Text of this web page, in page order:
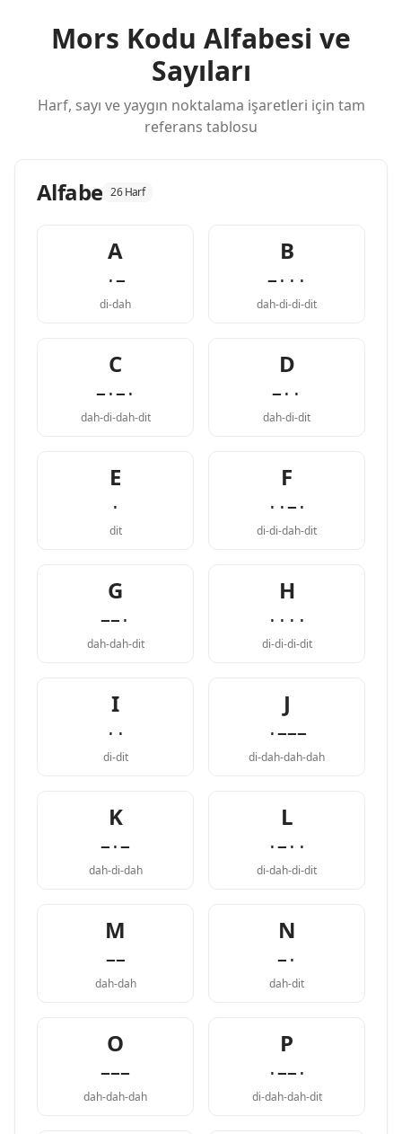
Mors Kodu Alfabesi ve
Sayıları
Harf, sayı ve yaygın noktalama işaretleri için tam
referans tablosu
Alfabe 26 Harf
A
·−
di-dah
B
−···
dah-di-di-dit
C
−·−·
dah-di-dah-dit
D
−··
dah-di-dit
E
·
dit
F
··−·
di-di-dah-dit
G
−−·
dah-dah-dit
H
····
di-di-di-dit
I
··
di-dit
J
·−−−
di-dah-dah-dah
K
−·−
dah-di-dah
L
·−··
di-dah-di-dit
M
−−
dah-dah
N
−·
dah-dit
O
−−−
dah-dah-dah
P
·−−·
di-dah-dah-dit